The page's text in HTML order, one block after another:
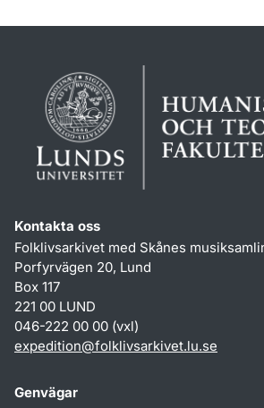
Kontakta oss
Folklivsarkivet med Skånes
Porfyrvägen 20, Lund
Box 117
221 00 LUND
046-222 00 00 (vxl)
expedition@folklivsarkivet.lu.se
Genvägar